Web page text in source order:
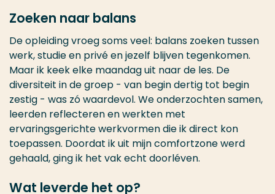
Zoeken naar balans
De opleiding vroeg soms veel: balans zoeken tussen
werk, studie en privé en jezelf blijven tegenkomen.
Maar ik keek elke maandag uit naar de les. De
diversiteit in de groep - van begin dertig tot begin
zestig - was zó waardevol. We onderzochten samen,
leerden reflecteren en werkten met
ervaringsgerichte werkvormen die ik direct kon
toepassen. Doordat ik uit mijn comfortzone werd
gehaald, ging ik het vak echt doorléven.
Wat leverde het op?